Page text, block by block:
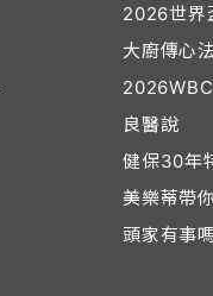
2026世界
大廚傳心法
良醫說
健保30年
美樂蒂帶
頭家有事